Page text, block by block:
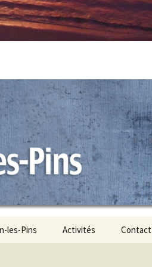
les-Pins Activités Contact